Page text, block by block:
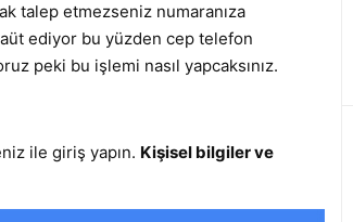
talep etmezseniz numaranıza
ediyor bu yüzden cep telefon
peki bu işlemi nasıl yapcaksınız.
ile giriş yapın. Kişisel bilgiler ve